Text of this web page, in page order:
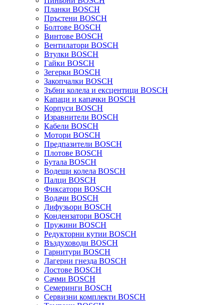
Планки BOSCH
Пръстени BOSCH
Болтове BOSCH
Винтове BOSCH
Вентилатори BOSCH
Втулки BOSCH
Гайки BOSCH
Зегерки BOSCH
Закопчалки BOSCH
Зъбни колела и ексцентици BOSCH
Капаци и капачки BOSCH
Корпуси BOSCH
Изравнители BOSCH
Кабели BOSCH
Мотори BOSCH
Предпазители BOSCH
Плотове BOSCH
Бутала BOSCH
Водещи колела BOSCH
Палци BOSCH
Фиксатори BOSCH
Водачи BOSCH
Дифузьори BOSCH
Кондензатори BOSCH
Пружини BOSCH
Редукторни кутии BOSCH
Въздуховоди BOSCH
Гарнитури BOSCH
Лагерни гнезда BOSCH
Лостове BOSCH
Сачми BOSCH
Семеринги BOSCH
Сервизни комплекти BOSCH